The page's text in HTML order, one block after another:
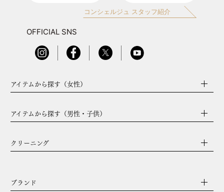
コンシェルジュ スタッフ紹介
OFFICIAL SNS
アイテムから探す（女性）
アイテムから探す（男性・子供）
クリーニング
ブランド